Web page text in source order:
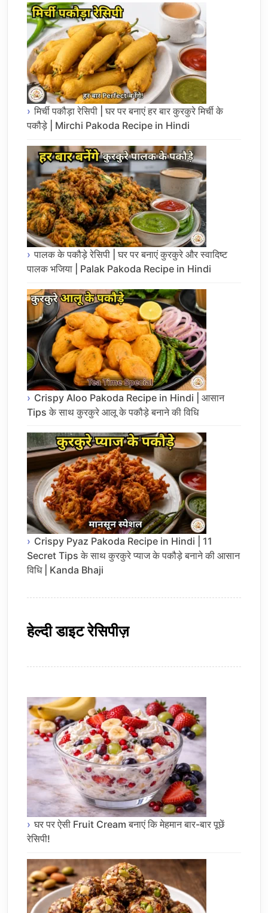
मिर्ची पकौड़ा रेसिपी | घर पर बनाएं हर बार कुरकुरे मिर्ची के
पकौड़े | Mirchi Pakoda Recipe in Hindi
पालक के पकौड़े रेसिपी | घर पर बनाएं कुरकुरे और स्वादिष्ट
पालक भजिया | Palak Pakoda Recipe in Hindi
Crispy Aloo Pakoda Recipe in Hindi | आसान
Tips के साथ कुरकुरे आलू के पकौड़े बनाने की विधि
Crispy Pyaz Pakoda Recipe in Hindi | 11
Secret Tips के साथ कुरकुरे प्याज के पकौड़े बनाने की आसान
विधि | Kanda Bhaji
हेल्दी डाइट रेसिपीज़
घर पर ऐसी Fruit Cream बनाएं कि मेहमान बार-बार पूछें
रेसिपी!